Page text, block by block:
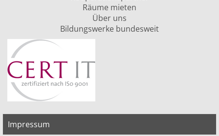
Räume mieten
Über uns
Bildungswerke bundesweit
Impressum